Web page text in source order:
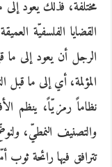
مختلفة، فذلك يعود
القضايا الفلسفيّة
الرجل أن يعود إلى ما
المؤلمة، أي إلى ما قبل
نظاماً رمزيّاً، ينظم
والتصنيف النمطيّ،
تترافق فيها رائحة